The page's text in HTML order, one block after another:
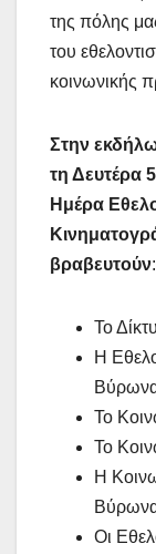
της πόλης
του
κοινωνικής
Στην
τη Δευτέρα
Ημέρα
βραβευτούν:
Το
Η
Το
Το
Η
Οι